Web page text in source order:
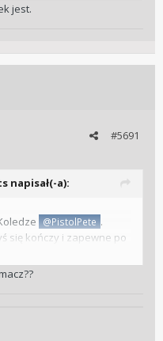
jest.
#5691
napisał(-a):
@PistolPete .
się kończy i zapewne po
trzeba będzie
wrogiem dobrego.